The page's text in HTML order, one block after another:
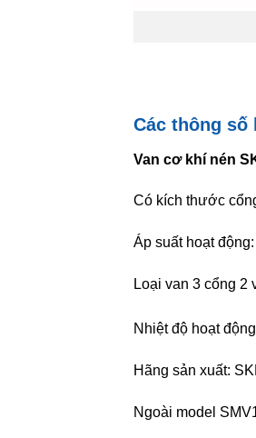
Các thông số
Van cơ khí nén
Có kích thước
Áp suất hoạt động:
Loại van 3 cổng 2
Nhiệt độ hoạt
Hãng sản xuất:
Ngoài model